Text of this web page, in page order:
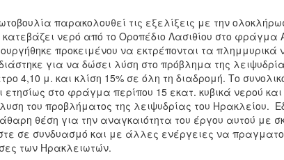
παρακολουθεί τις εξελίξεις με την
νερό από το Οροπέδιο Λασιθίου στο φράγμα
προκειμένου να εκτρέπονται τα πλημμυρικά
για να δώσει λύση στο πρόβλημα της
4,10 μ. και κλίση 15% σε όλη τη διαδρομή. Το
στο φράγμα περίπου 15 εκατ. κυβικά νερού
του προβλήματος της λειψυδρίας του Ηρακλείου.
θέση για την αναγκαιότητα του έργου αυτού με
σε συνδυασμό και με άλλες ενέργειες να
των Ηρακλειωτών.